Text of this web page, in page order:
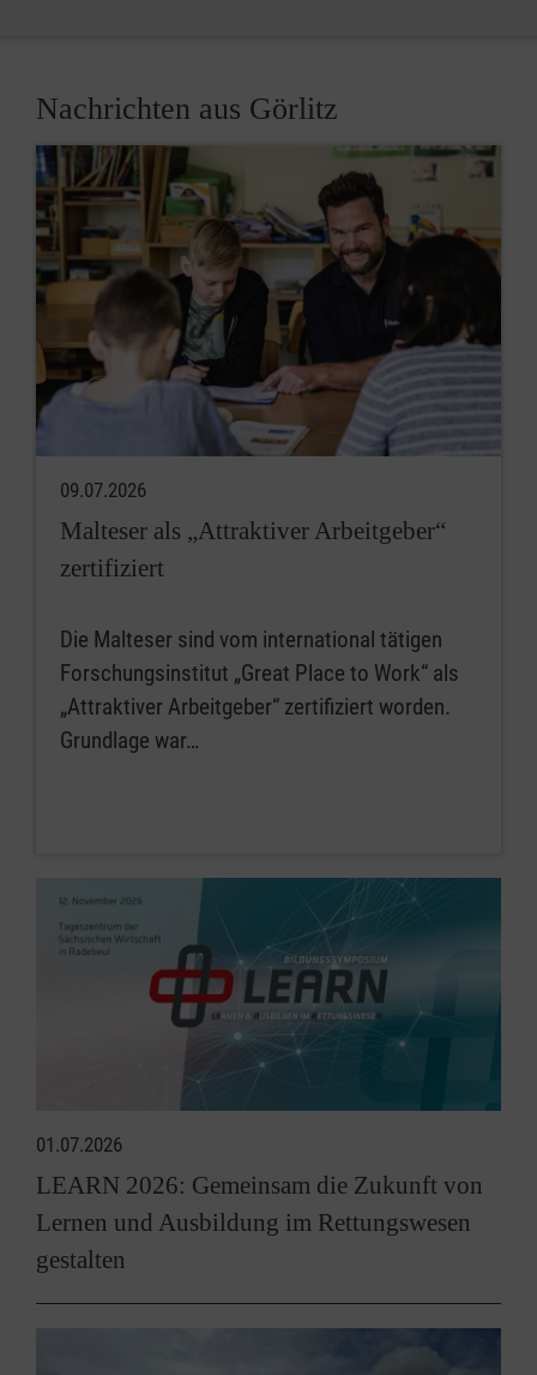
Nachrichten aus Görlitz
09.07.2026
Malteser als „Attraktiver Arbeitgeber“
zertifiziert
Die Malteser sind vom international tätigen
Forschungsinstitut „Great Place to Work“ als
„Attraktiver Arbeitgeber“ zertifiziert worden.
Grundlage war…
01.07.2026
LEARN 2026: Gemeinsam die Zukunft von
Lernen und Ausbildung im Rettungswesen
gestalten